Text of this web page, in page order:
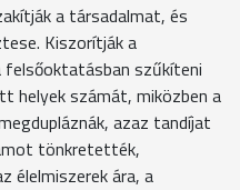
a társadalmat, és
Kiszorítják a
szűkíteni
helyek számát, miközben a
azaz tandíjat
tönkretették,
élelmiszerek ára, a